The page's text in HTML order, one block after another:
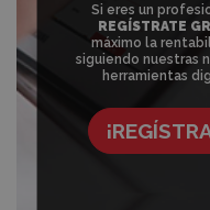
Si eres un
REGÍSTRATE
máximo la
siguiendo nuestras
herramientas